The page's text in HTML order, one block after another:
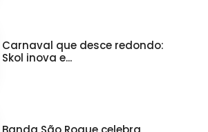
Carnaval que desce redondo:
Skol inova e...